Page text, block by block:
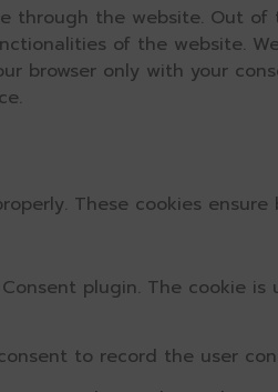
through the website. Out
of the website.
browser only with your
These cookies
Consent plugin. The
to record the user